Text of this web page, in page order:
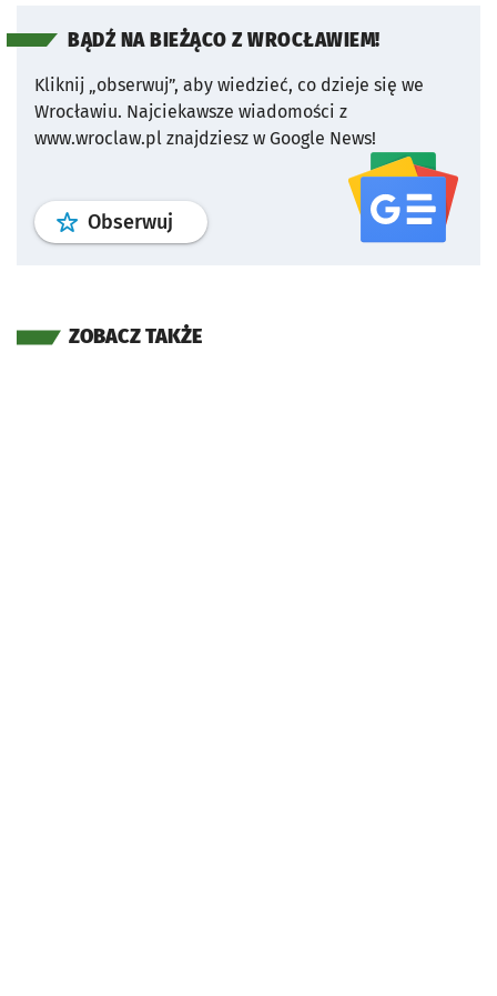
BĄDŹ NA BIEŻĄCO Z WROCŁAWIEM!
Kliknij „obserwuj”, aby wiedzieć, co dzieje się we
Wrocławiu. Najciekawsze wiadomości z
www.wroclaw.pl znajdziesz w Google News!
Obserwuj profil serwisu
ZOBACZ TAKŻE